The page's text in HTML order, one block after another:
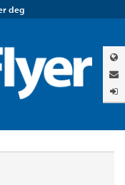
deg